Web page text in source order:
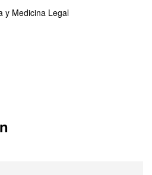
y Medicina Legal